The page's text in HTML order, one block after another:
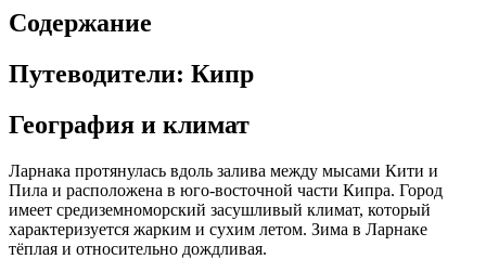
Содержание
Путеводители: Кипр
География и климат
Ларнака протянулась вдоль залива между мысами Кити и
Пила и расположена в юго-восточной части Кипра. Город
имеет средиземноморский засушливый климат, который
характеризуется жарким и сухим летом. Зима в Ларнаке
тёплая и относительно дождливая.